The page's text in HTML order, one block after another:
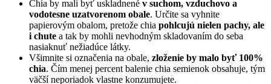
Chia by mali byť uskladnené v suchom, vzduchovo a
vodotesne uzatvorenom obale. Určite sa vyhnite
papierovým obalom, pretože chia pohlcujú nielen pachy, ale
i chute a tak by mohli nevhodným skladovaním do seba
nasiaknuť nežiadúce látky.
Všimnite si označenia na obale, zloženie by malo byť 100%
chia. Čím menej percent balenie chia semienok obsahuje, tým
väčší neporiadok vlastne konzumujete.